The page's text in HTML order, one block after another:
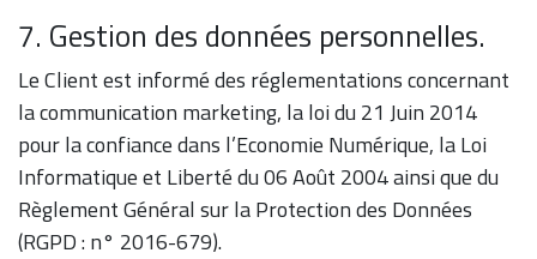
7. Gestion des données personnelles.
Le Client est informé des réglementations concernant
la communication marketing, la loi du 21 Juin 2014
pour la confiance dans l’Economie Numérique, la Loi
Informatique et Liberté du 06 Août 2004 ainsi que du
Règlement Général sur la Protection des Données
(RGPD : n° 2016-679).